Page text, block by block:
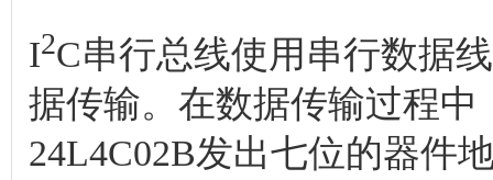
I2C串行总线使用串行数据
据传输。在数据传输过程
24L4C02B发出七位的器件